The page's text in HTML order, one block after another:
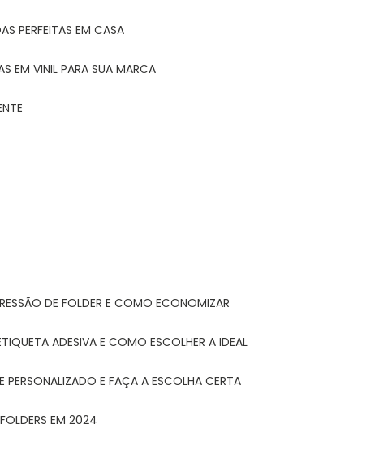
PERFEITAS EM CASA
EM VINIL PARA SUA MARCA
DE FOLDER E COMO ECONOMIZAR
ADESIVA E COMO ESCOLHER A IDEAL
PERSONALIZADO E FAÇA A ESCOLHA CERTA
FOLDERS EM 2024